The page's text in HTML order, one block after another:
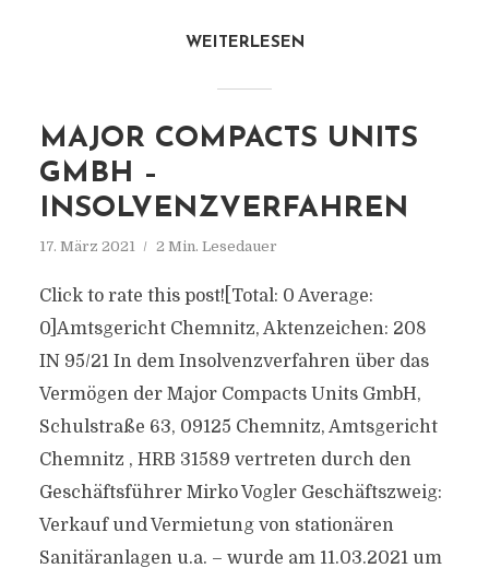
WEITERLESEN
MAJOR COMPACTS UNITS
GMBH –
INSOLVENZVERFAHREN
17. März 2021 2 Min. Lesedauer
Click to rate this post![Total: 0 Average:
0]Amtsgericht Chemnitz, Aktenzeichen: 208
IN 95/21 In dem Insolvenzverfahren über das
Vermögen der Major Compacts Units GmbH,
Schulstraße 63, 09125 Chemnitz, Amtsgericht
Chemnitz , HRB 31589 vertreten durch den
Geschäftsführer Mirko Vogler Geschäftszweig:
Verkauf und Vermietung von stationären
Sanitäranlagen u.a. – wurde am 11.03.2021 um